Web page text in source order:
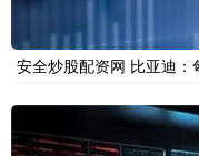
安全炒股配资网 比亚迪